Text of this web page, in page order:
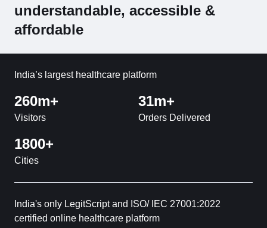
understandable, accessible &
affordable
India’s largest healthcare platform
260m+
Visitors
31m+
Orders Delivered
1800+
Cities
India's only LegitScript and ISO/ IEC 27001:2022
certified online healthcare platform